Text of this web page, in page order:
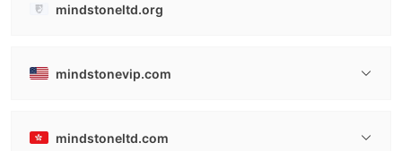
mindstoneltd.org
mindstonevip.com
mindstoneltd.com